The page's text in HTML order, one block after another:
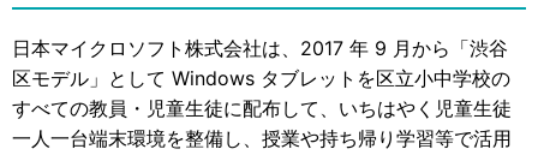
日本マイクロソフト株式会社は、2017 年 9 月から「渋谷
区モデル」として Windows タブレットを区立小中学校の
すべての教員・児童生徒に配布して、いちはやく児童生徒
一人一台端末環境を整備し、授業や持ち帰り学習等で活用